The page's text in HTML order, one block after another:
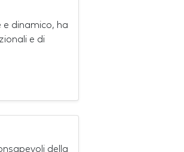
dinamico, ha
e di
della